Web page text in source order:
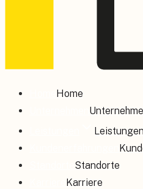
Home
Leistungen
Standorte
Karriere